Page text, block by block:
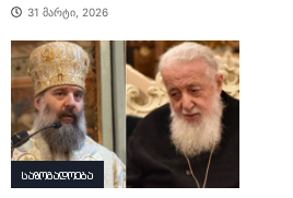
31 მარტი, 2026
საზოგადოება